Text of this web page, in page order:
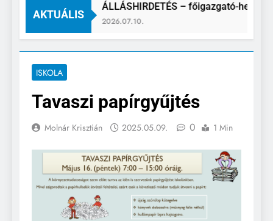
AKTUÁLIS
ÁLLÁSHIRDETÉS – főigazgató-
2026.07.10.
ISKOLA
Tavaszi papírgyűjtés
Molnár Krisztián 2025.05.09. 0 1 Min